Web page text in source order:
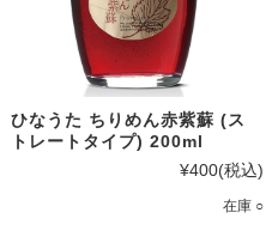
ひなうた ちりめん赤紫蘇 (ス
トレートタイプ) 200ml
¥400(税込)
在庫 ○